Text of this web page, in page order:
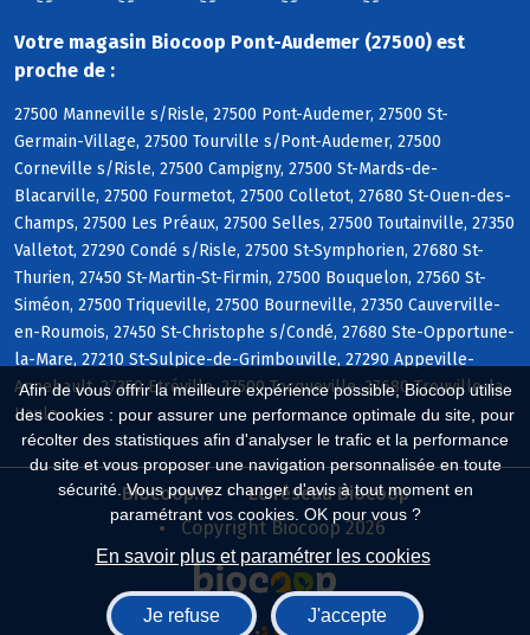
Afin de vous offrir la meilleure expérience possible, Biocoop utilise
des cookies : pour assurer une performance optimale du site, pour
récolter des statistiques afin d'analyser le trafic et la performance
du site et vous proposer une navigation personnalisée en toute
sécurité. Vous pouvez changer d'avis à tout moment en
paramétrant vos cookies. OK pour vous ?
En savoir plus et paramétrer les cookies
Je refuse J'accepte
Votre magasin Biocoop Pont-Audemer (27500) est
proche de :
27500 Manneville s/Risle, 27500 Pont-Audemer, 27500 St-
Germain-Village, 27500 Tourville s/Pont-Audemer, 27500
Corneville s/Risle, 27500 Campigny, 27500 St-Mards-de-
Blacarville, 27500 Fourmetot, 27500 Colletot, 27680 St-Ouen-des-
Champs, 27500 Les Préaux, 27500 Selles, 27500 Toutainville, 27350
Valletot, 27290 Condé s/Risle, 27500 St-Symphorien, 27680 St-
Thurien, 27450 St-Martin-St-Firmin, 27500 Bouquelon, 27560 St-
Siméon, 27500 Triqueville, 27500 Bourneville, 27350 Cauverville-
en-Roumois, 27450 St-Christophe s/Condé, 27680 Ste-Opportune-
la-Mare, 27210 St-Sulpice-de-Grimbouville, 27290 Appeville-
Annebault, 27350 Etréville, 27500 Tocqueville, 27680 Trouville-la-
Haule
Biocoop.fr
Le réseau Biocoop
Copyright Biocoop 2026